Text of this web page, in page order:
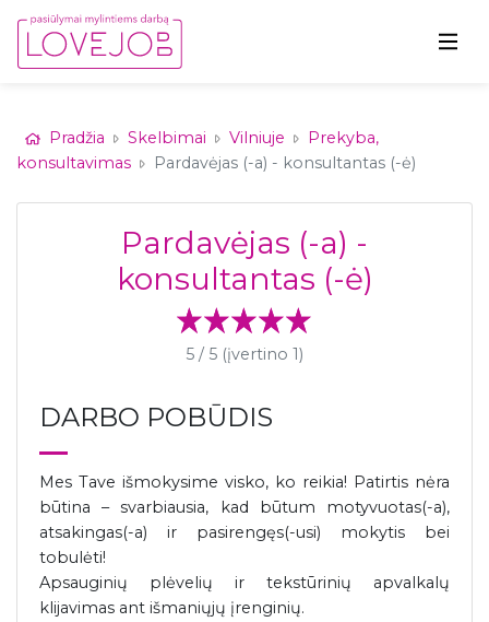
Pradžia Skelbimai Vilniuje
Prekyba,
konsultavimas
Pardavėjas (-a) - konsultantas (-ė)
Pardavėjas (-a) -
konsultantas (-ė)
5 / 5 (įvertino 1)
DARBO POBŪDIS
Mes Tave išmokysime visko, ko reikia! Patirtis nėra
būtina – svarbiausia, kad būtum motyvuotas(-a),
atsakingas(-a) ir pasirengęs(-usi) mokytis bei
tobulėti!
Apsauginių plėvelių ir tekstūrinių apvalkalų
klijavimas ant išmaniųjų įrenginių.